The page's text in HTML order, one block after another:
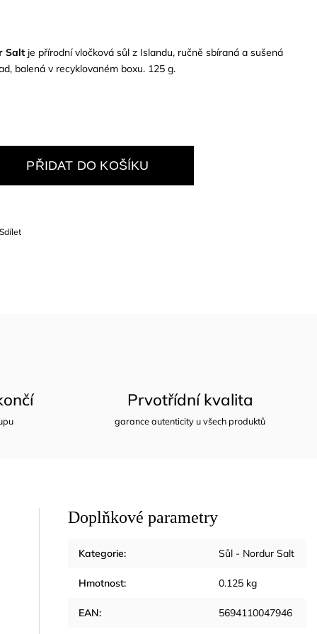
Salt je přírodní vločková sůl z Islandu, ručně sbíraná a sušená
balená v recyklovaném boxu. 125 g.
PŘIDAT DO KOŠÍKU
Sdílet
Prvotřídní kvalita
garance autenticity u všech produktů
Doplňkové parametry
Kategorie: Sůl - Nordur Salt
Hmotnost: 0.125 kg
EAN: 5694110047946